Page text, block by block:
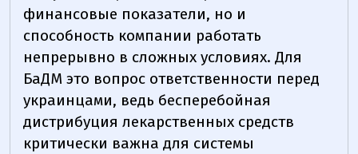
финансовые показатели, но и
способность компании работать
непрерывно в сложных условиях. Для
БаДМ это вопрос ответственности перед
украинцами, ведь бесперебойная
дистрибуция лекарственных средств
критически важна для системы